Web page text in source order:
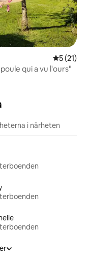
5 av 5 i
5 (21)
qui a vu l'ours"
i närheten